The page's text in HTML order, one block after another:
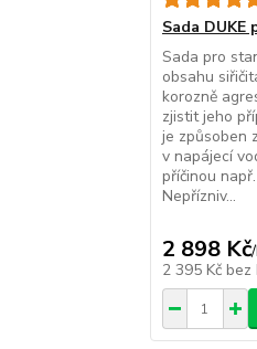
Sada
Sada pro
obsahu
korozně
zjistit jeho
je způsoben
v napájecí
příčinou
Nepřízniv...
2 898 Kč/
2 395 Kč bez